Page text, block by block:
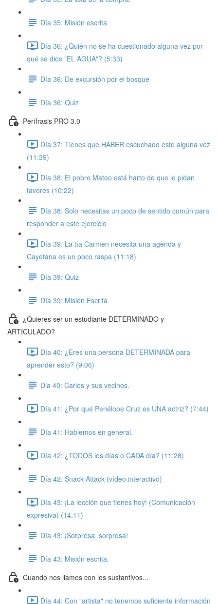
Día 35: Misión escrita
Día 36: ¿Quién no se ha cuestionado alguna vez por
qué se dice "EL AGUA"? (5:33)
Día 36: De excursión por el bosque
Día 36: Quiz
Perífrasis PRO 3.0
Día 37: Tienes que HABER escuchado esto alguna vez
(11:39)
Día 38: El pobre Mateo está harto de que le pidan
favores (10:22)
Día 38: Solo necesitas un poco de sentido común para
responder a este ejercicio
Día 39: La tía Carmen necesita una agenda y
Cayetana es un poco raspa (11:18)
Día 39: Quiz
Día 39: Misión Escrita
¿Quieres ser un estudiante DETERMINADO y
ARTICULADO?
Día 40: ¿Eres una persona DETERMINADA para
aprender esto? (9:06)
Dia 40: Carlos y sus vecinos.
Día 41: ¿Por qué Penélope Cruz es UNA actriz? (7:44)
Día 41: Hablemos en general.
Día 42: ¿TODOS los días o CADA día? (11:28)
Día 42: Snack Attack (vídeo interactivo)
Día 43: ¡La lección que tienes hoy! (Comunicación
expresiva) (14:11)
Día 43: ¡Sorpresa, sorpresa!
Día 43: Misión escrita.
Cuando nos liamos con los sustantivos...
Día 44: Con "artista" no tenemos suficiente información